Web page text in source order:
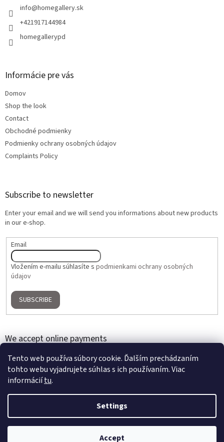
Tento web používa súbory cookie. Ďalším prechádzaním
tohto webu vyjadrujete súhlas s ich používaním. Viac
informáciítu.
Settings
Accept
info@homegallery.sk
+421917144984
homegallerypd
Informácie pre vás
Domov
Shop the look
Contact
Obchodné podmienky
Podmienky ochrany osobných údajov
Complaints Policy
Subscribe to newsletter
Enter your email and we will send you informations about new products
in our e-shop.
Email
Vložením e-mailu súhlasíte s podmienkami ochrany osobných
údajov
SUBSCRIBE
We accept online payments
Created by Shoptet
Home Gallery